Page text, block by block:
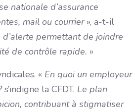
nationale d’assurance
mail ou courrier», a-t-il
permettant de joindre
de contrôle rapide. »
« En quoi un employeur
s’indigne la CFDT. Le plan
contribuant à stigmatiser